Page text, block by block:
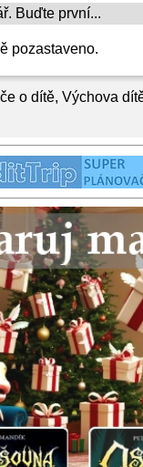
o dítě, Výchova
Buďte první...
pozastaveno.